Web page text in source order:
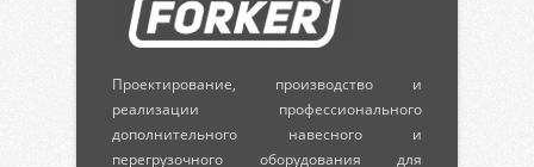
Проектирование, производство и
реализации профессионального
дополнительного навесного и
перегрузочного оборудования для